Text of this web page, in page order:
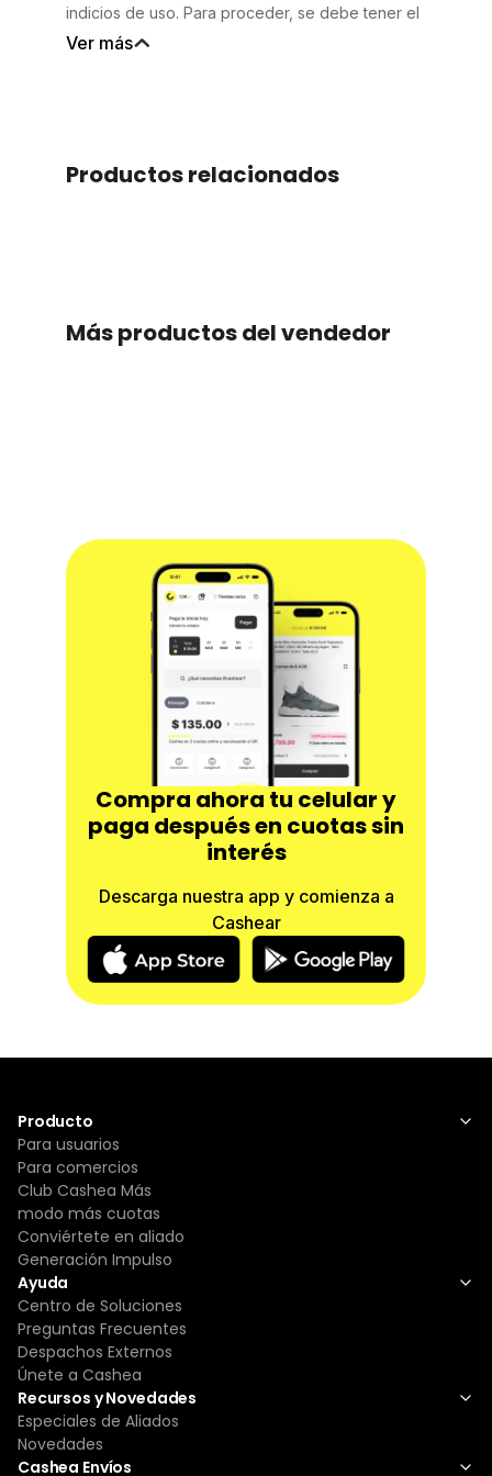
indicios de uso. Para proceder, se debe tener el
producto en efecto en tienda y que el equipo
Ver más
Productos relacionados
Más productos del vendedor
Compra ahora tu celular y
paga después en cuotas sin
interés
Descarga nuestra app y comienza a
Cashear
Producto
Para usuarios
Para comercios
Club Cashea Más
modo más cuotas
Conviértete en aliado
Generación Impulso
Ayuda
Centro de Soluciones
Preguntas Frecuentes
Despachos Externos
Únete a Cashea
Recursos y Novedades
Especiales de Aliados
Novedades
Cashea Envíos